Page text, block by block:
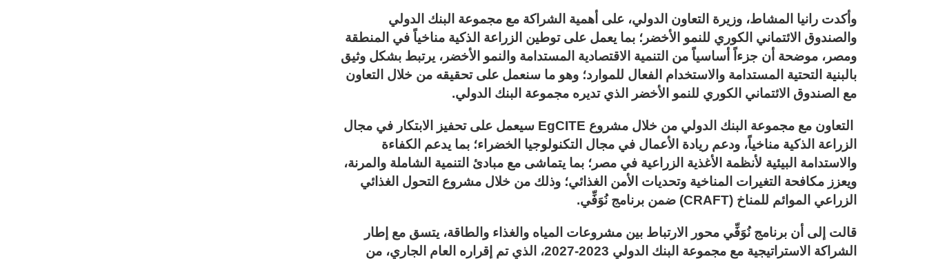
وأكدت رانيا المشاط، وزيرة التعاون الدولي، على أهمية الشراكة مع مجموعة البنك الدولي
والصندوق الائتماني الكوري للنمو الأخضر؛ بما يعمل على توطين الزراعة الذكية مناخياً في المنطقة
ومصر، موضحة أن جزءاً أساسياً من التنمية الاقتصادية المستدامة والنمو الأخضر، يرتبط بشكل وثيق
بالبنية التحتية المستدامة والاستخدام الفعال للموارد؛ وهو ما سنعمل على تحقيقه من خلال التعاون
مع الصندوق الائتماني الكوري للنمو الأخضر الذي تديره مجموعة البنك الدولي.
التعاون مع مجموعة البنك الدولي من خلال مشروع EgCITE سيعمل على تحفيز الابتكار في مجال
الزراعة الذكية مناخياً، ودعم ريادة الأعمال في مجال التكنولوجيا الخضراء؛ بما يدعم الكفاءة
والاستدامة البيئية لأنظمة الأغذية الزراعية في مصر؛ بما يتماشى مع مبادئ التنمية الشاملة والمرنة،
ويعزز مكافحة التغيرات المناخية وتحديات الأمن الغذائي؛ وذلك من خلال مشروع التحول الغذائي
الزراعي الموائم للمناخ (CRAFT) ضمن برنامج نُوَفِّي.
قالت إلى أن برنامج نُوَفِّي محور الارتباط بين مشروعات المياه والغذاء والطاقة، يتسق مع إطار
الشراكة الاستراتيجية مع مجموعة البنك الدولي 2023-2027، الذي تم إقراره العام الجاري، من